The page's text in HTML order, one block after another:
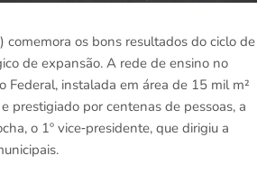
comemora os bons resultados do ciclo de
de expansão. A rede de ensino no
Federal, instalada em área de 15 mil m²
prestigiado por centenas de pessoas, a
o 1º vice‑presidente, que dirigiu a